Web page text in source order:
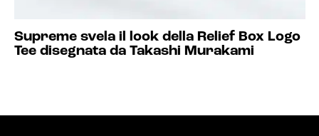
Supreme svela il look della Relief Box Logo
Tee disegnata da Takashi Murakami